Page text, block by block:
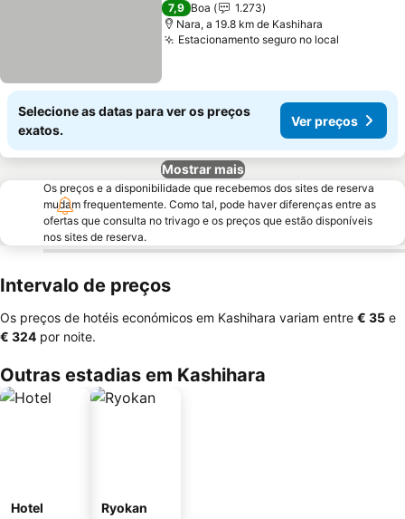
7,9 Boa
1.273
Nara, a 19.8 km de Kashihara
Estacionamento seguro no local
Selecione as datas para ver os preços
exatos.
Ver preços
Mostrar mais
Os preços e a disponibilidade que recebemos dos sites de reserva
mudam frequentemente. Como tal, pode haver diferenças entre as
ofertas que consulta no trivago e os preços que estão disponíveis
nos sites de reserva.
Intervalo de preços
Os preços de hotéis económicos em Kashihara variam entre ‎€ 35 e
‎€ 324 por noite.
Outras estadias em Kashihara
Hotel Ryokan